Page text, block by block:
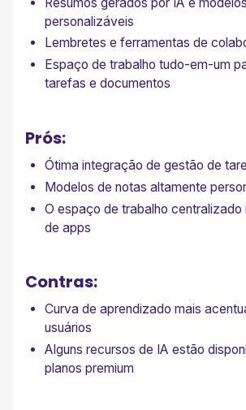
personalizáveis
Lembretes e ferramentas de
Espaço de trabalho tudo-em-um
tarefas e documentos
Prós:
Ótima integração de gestão de
Modelos de notas altamente
O espaço de trabalho centralizado
de apps
Contras:
Curva de aprendizado mais
usuários
Alguns recursos de IA estão
planos premium